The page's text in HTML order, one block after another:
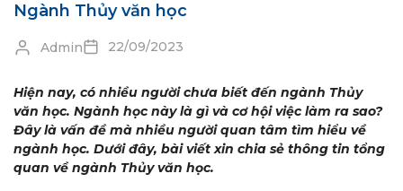
Ngành Thủy văn học
Admin 22/09/2023
Hiện nay, có nhiều người chưa biết đến ngành Thủy
văn học. Ngành học này là gì và cơ hội việc làm ra sao?
Đây là vấn đề mà nhiều người quan tâm tìm hiểu về
ngành học. Dưới đây, bài viết xin chia sẻ thông tin tổng
quan về ngành Thủy văn học.